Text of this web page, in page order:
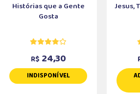
Histórias que a Gente
Gosta
R$ 24,30
INDISPONÍVEL
Jesus,